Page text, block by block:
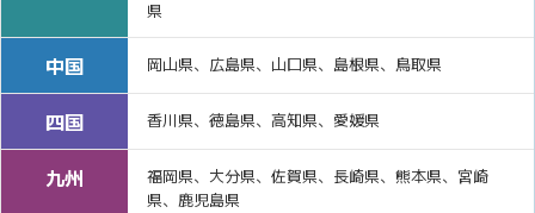
県
中国 岡山県、広島県、山口県、島根県、鳥取県
四国 香川県、徳島県、高知県、愛媛県
九州
福岡県、大分県、佐賀県、長崎県、熊本県、宮崎
県、鹿児島県